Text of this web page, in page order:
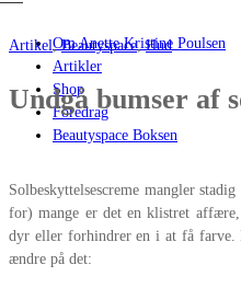
Om Anette Kristine Poulsen
Artikler
Shop
Foredrag
Beautyspace Boksen
Artikel,Beautyspace,Hud
Undgå bumser af
Solbeskyttelsescreme mangler
for) mange er det en klistret
dyr eller forhindrer en i at få
ændre på det: